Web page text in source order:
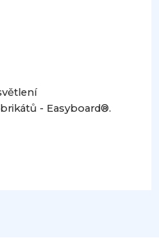
- Easyboard®.